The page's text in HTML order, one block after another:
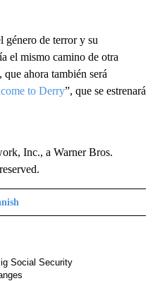
género de terror y su
el mismo camino de otra
que ahora también será
to Derry”, que se estrenará
Inc., a Warner Bros.